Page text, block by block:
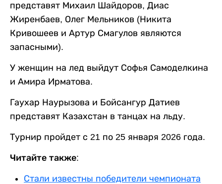
представят Михаил Шайдоров, Диас
Жиренбаев, Олег Мельников (Никита
Кривошеев и Артур Смагулов являются
запасными).
У женщин на лед выйдут Софья Самоделкина
и Амира Ирматова.
Гаухар Наурызова и Бойсангур Датиев
представят Казахстан в танцах на льду.
Турнир пройдет с 21 по 25 января 2026 года.
Читайте также:
Стали известны победители чемпионата